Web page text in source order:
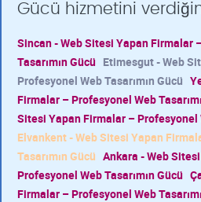
Gücü hizmetini
Sincan - Web Sitesi Yapan Firmalar
Tasarımın Gücü Etimesgut - Web
Profesyonel Web Tasarımın Gücü
Firmalar – Profesyonel Web
Sitesi Yapan Firmalar – Profesyonel
Elvankent - Web Sitesi Yapan
Tasarımın Gücü Ankara - Web
Profesyonel Web Tasarımın Gücü
Firmalar – Profesyonel Web